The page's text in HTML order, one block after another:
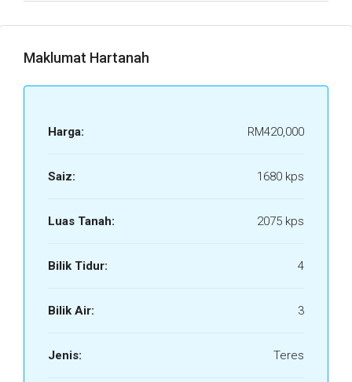
Maklumat Hartanah
Harga: RM420,000
Saiz: 1680 kps
Luas Tanah: 2075 kps
Bilik Tidur: 4
Bilik Air: 3
Jenis: Teres